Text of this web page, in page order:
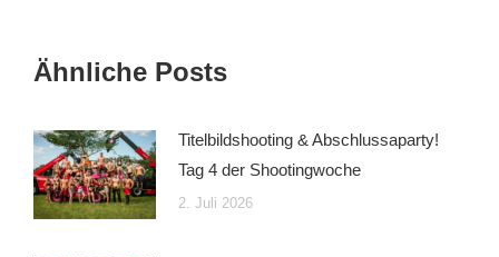
Ähnliche Posts
Titelbildshooting & Abschlussaparty!
Tag 4 der Shootingwoche
2. Juli 2026